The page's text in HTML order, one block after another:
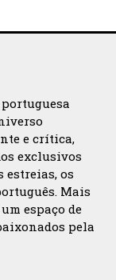
e crítica,
exclusivos
estreias, os
Mais
espaço de
pela